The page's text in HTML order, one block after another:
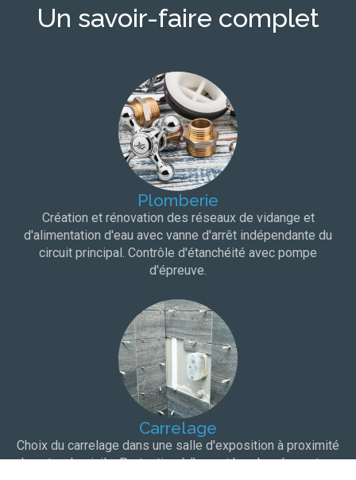
Un savoir-faire complet
Plomberie
Création et rénovation des réseaux de vidange et
d'alimentation d'eau avec vanne d'arrêt indépendante du
circuit principal. Contrôle d'étanchéité avec pompe
d'épreuve.
Carrelage
Choix du carrelage dans une salle d'exposition à proximité
de votre domicile. Protection à l'eau et bandes de pontage